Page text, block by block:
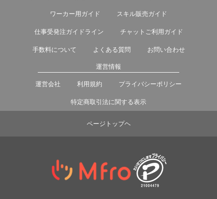
ワーカー用ガイド スキル販売ガイド
仕事受発注ガイドライン チャットご利用ガイド
手数料について よくある質問 お問い合わせ
運営情報
運営会社 利用規約 プライバシーポリシー
特定商取引法に関する表示
ページトップヘ